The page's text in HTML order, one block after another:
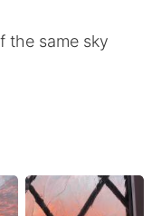
the same sky